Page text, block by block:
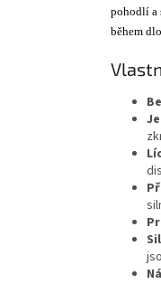
pohodlí a
během